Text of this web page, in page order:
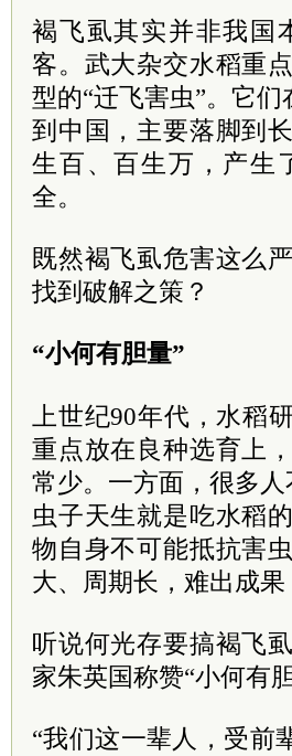
褐飞虱其实并非我国
客。武大杂交水稻重
型的“迁飞害虫”。它
到中国，主要落脚到
生百、百生万，产生
全。
既然褐飞虱危害这么
找到破解之策？
“小何有胆量”
上世纪90年代，水稻
重点放在良种选育上
常少。一方面，很多
虫子天生就是吃水稻
物自身不可能抵抗害
大、周期长，难出成
听说何光存要搞褐飞
家朱英国称赞“小何有胆
“我们这一辈人，受前